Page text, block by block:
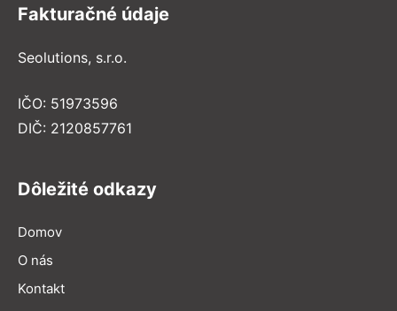
Fakturačné údaje
Seolutions, s.r.o.
IČO: 51973596
DIČ: 2120857761
Dôležité odkazy
Domov
O nás
Kontakt